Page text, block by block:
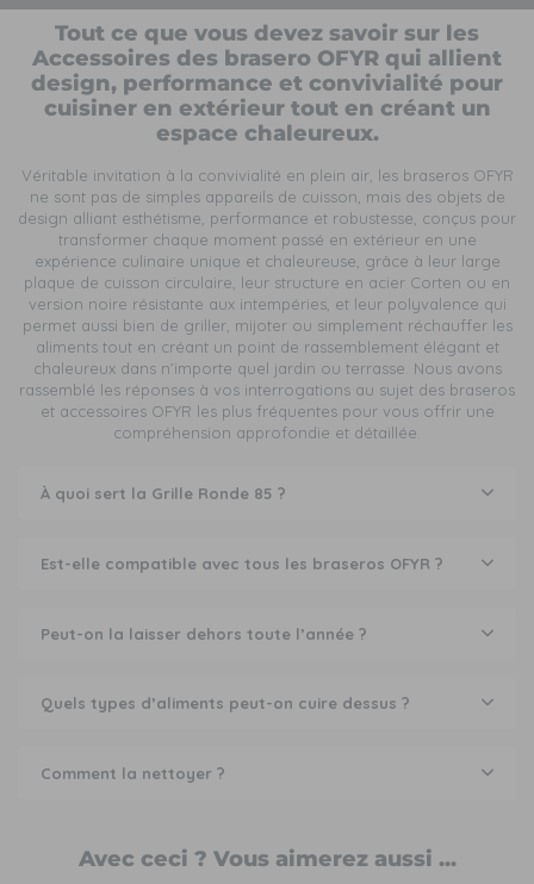
Tout ce que vous devez savoir sur les
Accessoires des brasero OFYR qui allient
design, performance et convivialité pour
cuisiner en extérieur tout en créant un
espace chaleureux.
Véritable invitation à la convivialité en plein air, les braseros OFYR
ne sont pas de simples appareils de cuisson, mais des objets de
design alliant esthétisme, performance et robustesse, conçus pour
transformer chaque moment passé en extérieur en une
expérience culinaire unique et chaleureuse, grâce à leur large
plaque de cuisson circulaire, leur structure en acier Corten ou en
version noire résistante aux intempéries, et leur polyvalence qui
permet aussi bien de griller, mijoter ou simplement réchauffer les
aliments tout en créant un point de rassemblement élégant et
chaleureux dans n’importe quel jardin ou terrasse. Nous avons
rassemblé les réponses à vos interrogations au sujet des braseros
et accessoires OFYR les plus fréquentes pour vous offrir une
compréhension approfondie et détaillée.
À quoi sert la Grille Ronde 85 ?
Est-elle compatible avec tous les braseros OFYR ?
Peut-on la laisser dehors toute l’année ?
Quels types d’aliments peut-on cuire dessus ?
Comment la nettoyer ?
Avec ceci ? Vous aimerez aussi ...